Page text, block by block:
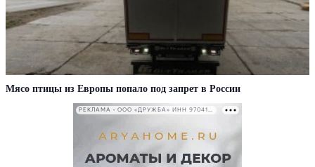
Мясо птицы из Европы попало под запрет в России
РЕКЛАМА • ООО «ДРУЖБА» ИНН 9704146411